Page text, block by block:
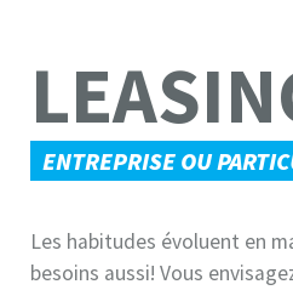
ENTREPRISE OU
Les habitudes évoluent en
besoins aussi! Vous